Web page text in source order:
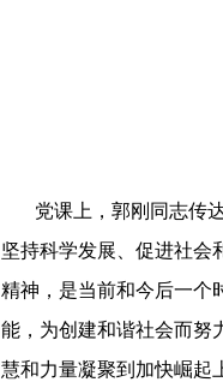
党课上，郭刚同志传
坚持科学发展、促进社会
精神，是当前和今后一个
能，为创建和谐社会而努
慧和力量凝聚到加快崛起